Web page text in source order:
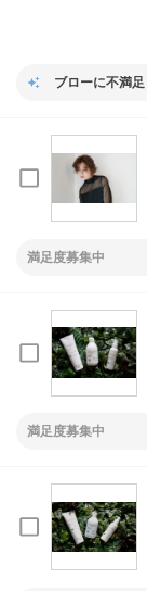
ブローに不満足
満足度募集中
満足度募集中